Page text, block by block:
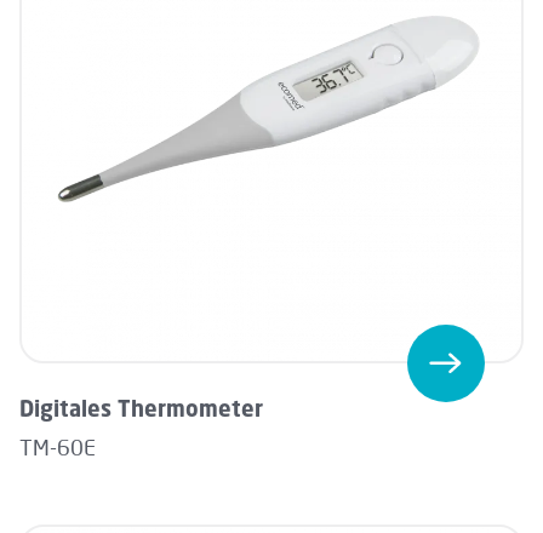
Digitales Thermometer
TM-60E